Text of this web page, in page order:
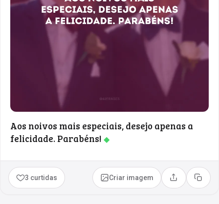
Aos noivos mais especiais, desejo apenas a
felicidade. Parabéns! ◆
3 curtidas Criar imagem Compartilhar
Copiar